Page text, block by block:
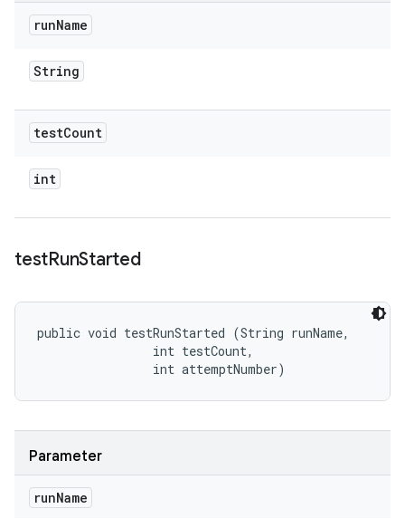
runName
String
testCount
int
testRunStarted
public void testRunStarted (String runName,
                int testCount,
                int attemptNumber)
Parameter
runName